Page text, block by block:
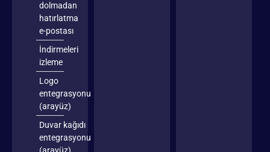
dolmadan
hatırlatma
e-postası
İndirmeleri
izleme
Logo
entegrasyonu
(arayüz)
Duvar kağıdı
entegrasyonu